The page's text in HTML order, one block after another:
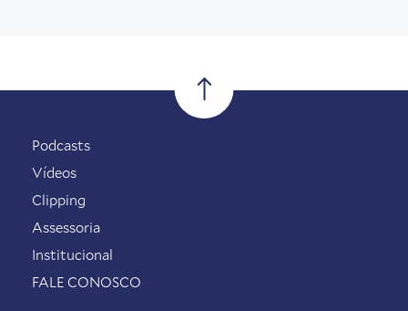
Podcasts
Vídeos
Clipping
Assessoria
Institucional
FALE CONOSCO